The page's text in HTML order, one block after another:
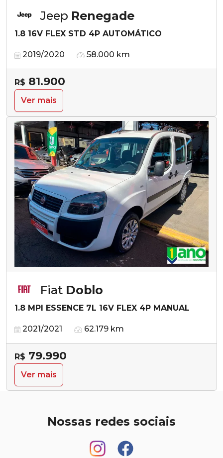
Jeep Renegade
1.8 16V FLEX STD 4P AUTOMÁTICO
2019/2020 58.000 km
R$ 81.900
Ver mais
Fiat Doblo
1.8 MPI ESSENCE 7L 16V FLEX 4P MANUAL
2021/2021 62.179 km
R$ 79.990
Ver mais
Nossas redes sociais